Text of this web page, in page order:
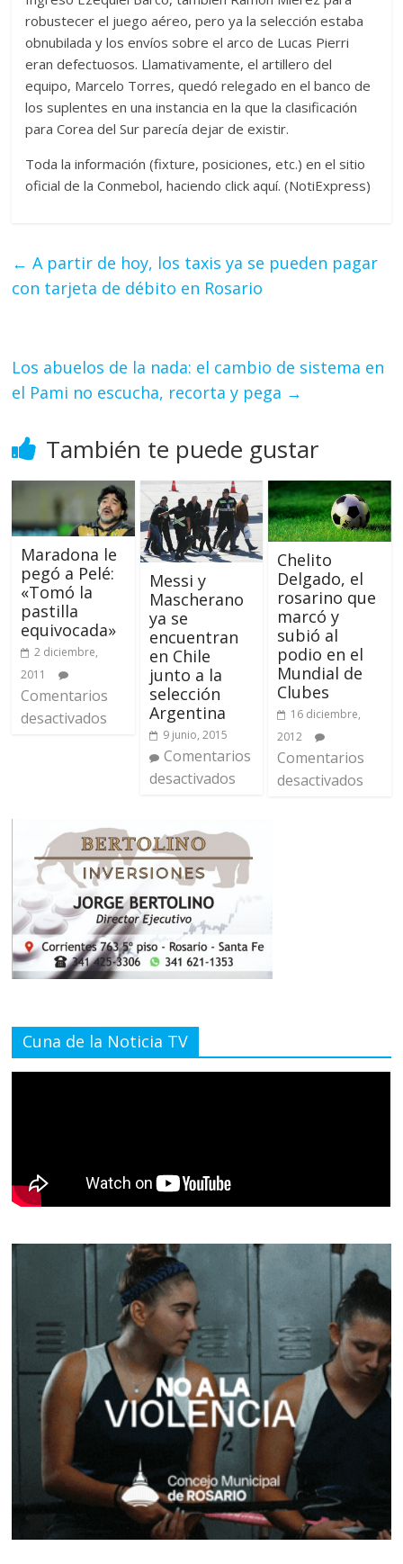
robustecer el juego aéreo, pero ya la selección estaba
obnubilada y los envíos sobre el arco de Lucas Pierri
eran defectuosos. Llamativamente, el artillero del
equipo, Marcelo Torres, quedó relegado en el banco de
los suplentes en una instancia en la que la clasificación
para Corea del Sur parecía dejar de existir.
Toda la información (fixture, posiciones, etc.) en el sitio
oficial de la Conmebol, haciendo click aquí. (NotiExpress)
← A partir de hoy, los taxis ya se pueden pagar
con tarjeta de débito en Rosario
Los abuelos de la nada: el cambio de sistema en
el Pami no escucha, recorta y pega →
También te puede gustar
Maradona le
pegó a Pelé:
«Tomó la
pastilla
equivocada»
2 diciembre,
2011
Comentarios
desactivados
Messi y
Mascherano
ya se
encuentran
en Chile
junto a la
selección
Argentina
9 junio, 2015
Comentarios
desactivados
Chelito
Delgado, el
rosarino que
marcó y
subió al
podio en el
Mundial de
Clubes
16 diciembre,
2012
Comentarios
desactivados
Cuna de la Noticia TV